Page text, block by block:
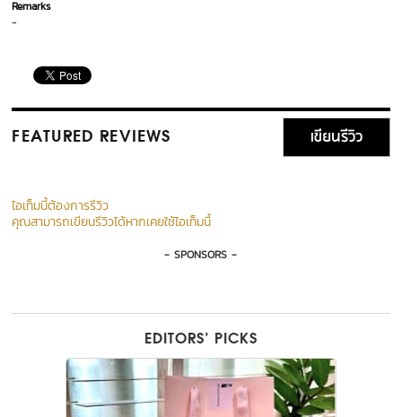
Remarks
-
FEATURED REVIEWS เขียนรีวิว
ไอเท็มนี้ต้องการรีวิว
คุณสามารถเขียนรีวิวได้หากเคยใช้ไอเท็มนี้
- SPONSORS -
EDITORS’ PICKS